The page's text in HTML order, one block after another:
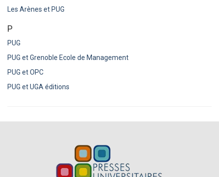
Les Arènes et PUG
P
PUG
PUG et Grenoble Ecole de Management
PUG et OPC
PUG et UGA éditions